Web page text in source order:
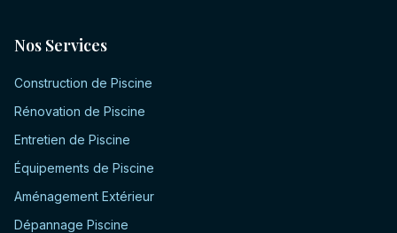
Nos Services
Construction de Piscine
Rénovation de Piscine
Entretien de Piscine
Équipements de Piscine
Aménagement Extérieur
Dépannage Piscine